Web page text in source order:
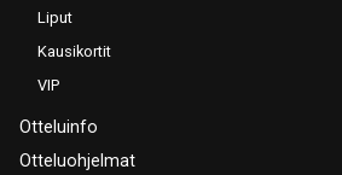
Liput
Kausikortit
VIP
Otteluinfo
Otteluohjelmat